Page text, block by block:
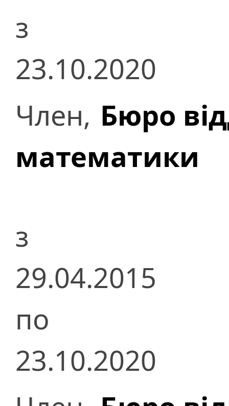
з
23.10.2020
Член, Бюро
математики
з
29.04.2015
по
23.10.2020